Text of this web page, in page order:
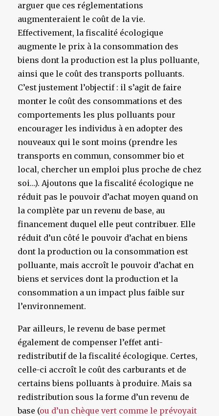
arguer que ces réglementations
augmenteraient le coût de la vie.
Effectivement, la fiscalité écologique
augmente le prix à la consommation des
biens dont la production est la plus polluante,
ainsi que le coût des transports polluants.
C’est justement l’objectif : il s’agit de faire
monter le coût des consommations et des
comportements les plus polluants pour
encourager les individus à en adopter des
nouveaux qui le sont moins (prendre les
transports en commun, consommer bio et
local, chercher un emploi plus proche de chez
soi…). Ajoutons que la fiscalité écologique ne
réduit pas le pouvoir d’achat moyen quand on
la complète par un revenu de base, au
financement duquel elle peut contribuer. Elle
réduit d’un côté le pouvoir d’achat en biens
dont la production ou la consommation est
polluante, mais accroît le pouvoir d’achat en
biens et services dont la production et la
consommation a un impact plus faible sur
l’environnement.
Par ailleurs, le revenu de base permet
également de compenser l’effet anti-
redistributif de la fiscalité écologique. Certes,
celle-ci accroît le coût des carburants et de
certains biens polluants à produire. Mais sa
redistribution sous la forme d’un revenu de
base (ou d’un chèque vert comme le prévoyait